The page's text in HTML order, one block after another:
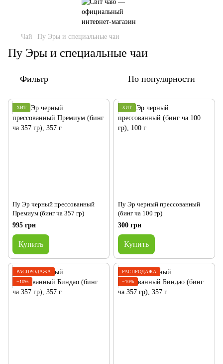
Чай Пу Эры и специальные чаи
Пу Эры и специальные чаи
Фильтр По популярности
ХИТ
Пу Эр черный прессованный
Премиум (бинг ча 357 гр)
995 грн
Купить
ХИТ
Пу Эр черный прессованный
(бинг ча 100 гр)
300 грн
Купить
РАСПРОДАЖА
−10%
РАСПРОДАЖА
−10%